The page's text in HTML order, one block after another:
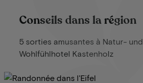
Conseils dans la région
5 sorties amusantes à Natur- und
Wohlfühlhotel Kastenholz